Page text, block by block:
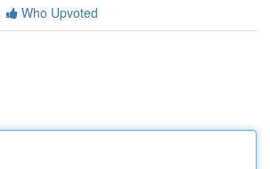
Who Upvoted